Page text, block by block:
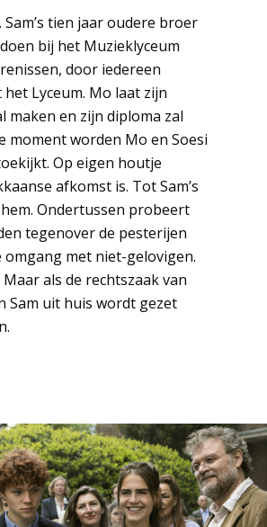
tien jaar oudere broer
bij het Muzieklyceum
door iedereen
Lyceum. Mo laat zijn
maken en zijn diploma zal
worden Mo en Soesi
Op eigen houtje
afkomst is. Tot Sam’s
Ondertussen probeert
tegenover de pesterijen
omgang met niet-gelovigen.
als de rechtszaak van
Sam uit huis wordt gezet